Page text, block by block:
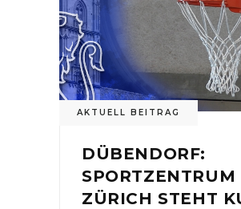
AKTUELL BEITRAG
DÜBENDORF:
SPORTZENTRUM
ZÜRICH STEHT